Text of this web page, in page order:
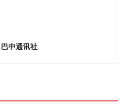
巴中通讯社